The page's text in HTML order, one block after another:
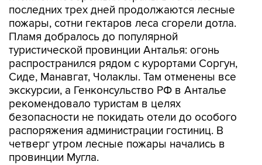
последних трех дней продолжаются лесные
пожары, сотни гектаров леса сгорели дотла.
Пламя добралось до популярной
туристической провинции Анталья: огонь
распространился рядом с курортами Соргун,
Сиде, Манавгат, Чолаклы. Там отменены все
экскурсии, а Генконсульство РФ в Анталье
рекомендовало туристам в целях
безопасности не покидать отели до особого
распоряжения администрации гостиниц. В
четверг утром лесные пожары начались в
провинции Мугла.